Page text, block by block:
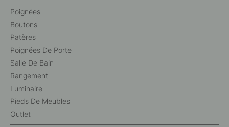
Poignées
Boutons
Patères
Poignées De Porte
Salle De Bain
Rangement
Luminaire
Pieds De Meubles
Outlet